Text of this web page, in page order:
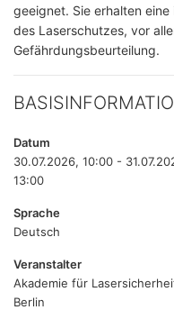
geeignet. Sie erhalten
des Laserschutzes, vor
Gefährdungsbeurteilung.
Datum
30.07.2026, 10:00 -
13:00
Sprache
Deutsch
Veranstalter
Akademie für
Berlin